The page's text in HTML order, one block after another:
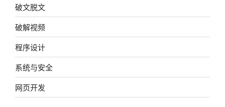
破文脱文
破解视频
程序设计
系统与安全
网页开发